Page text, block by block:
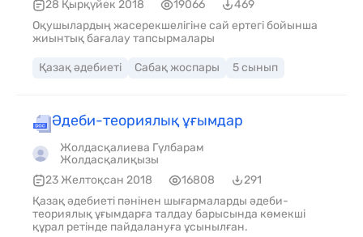
28 Қырқүйек 2018 19066
469
Оқушылардың жасерекшелігіне сай ертегі бойынша
жиынтық бағалау тапсырмалары
Қазақ әдебиеті Сабақ жоспары 5 сынып
Әдеби-теориялық ұғымдар
Жолдасқалиева Гүлбарам
Жолдасқалиқызы
23 Желтоқсан 2018
16808
291
Қазақ әдебиеті пәнінен шығармаларды әдеби-
теориялық ұғымдарға талдау барысында көмекші
құрал ретінде пайдалануға ұсынылған.